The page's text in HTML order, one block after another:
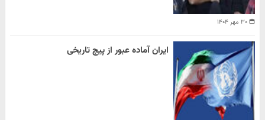
۳۰ مهر ۱۴۰۴
ایران آماده عبور از پیچ تاریخی